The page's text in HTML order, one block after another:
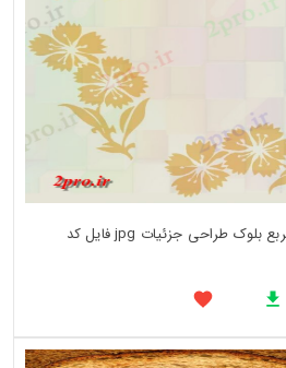
دانلود تری دی پویا D بشقاب مربع بلوک طراحی جزئیات jpg فایل کد